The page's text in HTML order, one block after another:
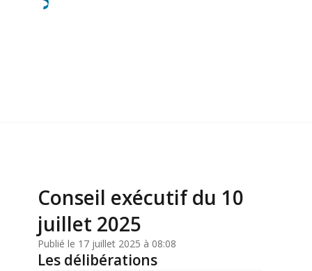
Conseil exécutif du 10
juillet 2025
Publié le 17 juillet 2025 à 08:08
Les délibérations